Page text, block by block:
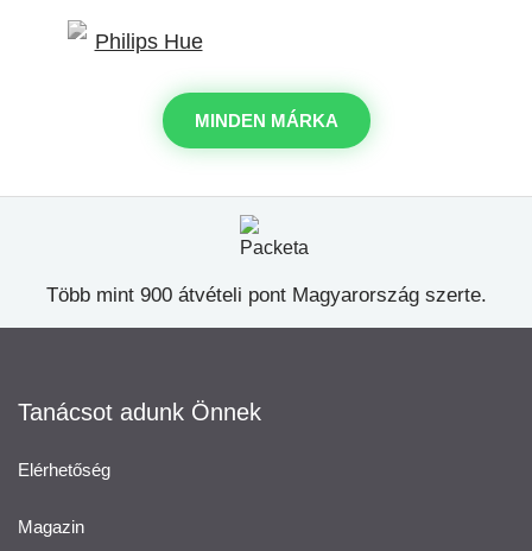
MINDEN MÁRKA
Több mint 900 átvételi pont Magyarország szerte.
Tanácsot adunk Önnek
Elérhetőség
Magazin